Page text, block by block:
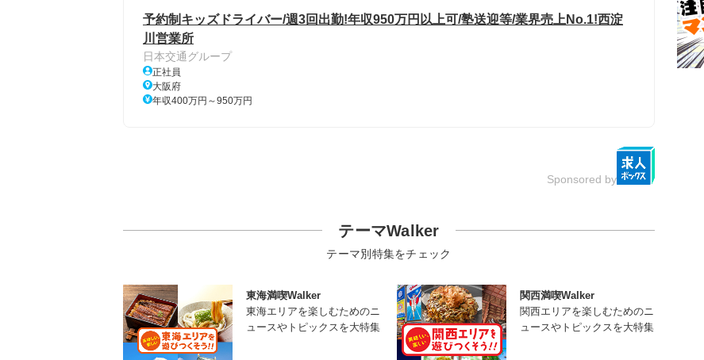
予約制キッズドライバー/週3回出勤!年収950万円以上可/塾送迎等/業界売上No.1!西淀
川営業所
日本交通グループ
正社員
大阪府
年収400万円～950万円
Sponsored by
テーマWalker
テーマ別特集をチェック
東海満喫Walker
東海エリアを楽しむためのニ
ュースやトピックスを大特集
関西満喫Walker
関西エリアを楽しむためのニ
ュースやトピックスを大特集